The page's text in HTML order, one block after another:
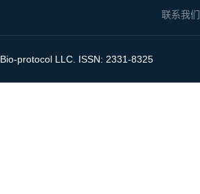
联系我们
Bio-protocol LLC. ISSN: 2331-8325